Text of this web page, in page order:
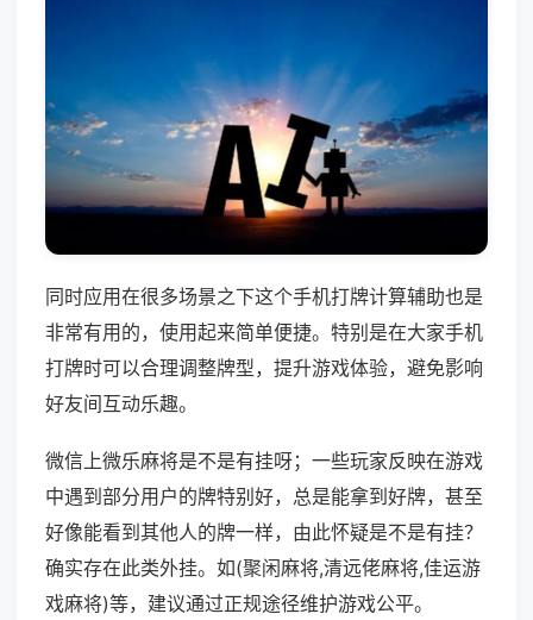
同时应用在很多场景之下这个手机打牌计算辅助也是
非常有用的，使用起来简单便捷。特别是在大家手机
打牌时可以合理调整牌型，提升游戏体验，避免影响
好友间互动乐趣。
微信上微乐麻将是不是有挂呀；一些玩家反映在游戏
中遇到部分用户的牌特别好，总是能拿到好牌，甚至
好像能看到其他人的牌一样，由此怀疑是不是有挂？
确实存在此类外挂。如(聚闲麻将,清远佬麻将,佳运游
戏麻将)等，建议通过正规途径维护游戏公平。